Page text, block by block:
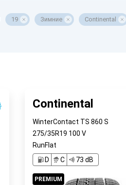
19 Зимние Continental
Continental
WinterContact TS 860 S
275/35R19 100 V
RunFlat
D
C 73 dB
PREMIUM